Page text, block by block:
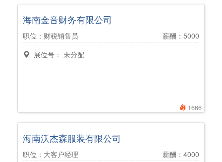
1666
海南金音财务有限公司
职位：财税销售员
薪酬：5000
展位号： 未分配
海南沃杰森服装有限公司
职位：大客户经理
薪酬：4000